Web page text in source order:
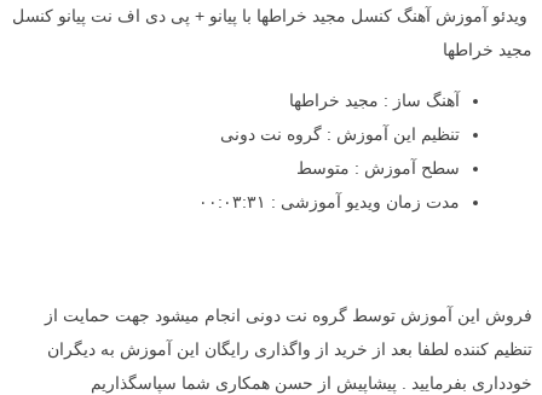
ویدئو آموزش آهنگ کنسل مجید خراطها با پیانو + پی دی اف نت پیانو کنسل
مجید خراطها
آهنگ ساز : مجید خراطها
تنظیم این آموزش : گروه نت دونی
سطح آموزش : متوسط
مدت زمان ویدیو آموزشی : ۰۰:۰۳:۳۱
فروش این آموزش توسط گروه نت دونی انجام میشود جهت حمایت از
تنظیم کننده لطفا بعد از خرید از واگذاری رایگان این آموزش به دیگران
خودداری بفرمایید . پیشاپیش از حسن همکاری شما سپاسگذاریم